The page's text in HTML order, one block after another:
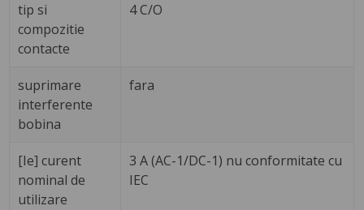
tip si
compozitie
contacte
4 C/O
suprimare
interferente
bobina
fara
[Ie] curent
nominal de
utilizare
3 A (AC-1/DC-1) nu conformitate cu
IEC